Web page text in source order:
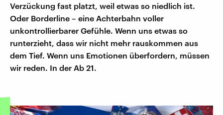
Verzückung fast platzt, weil etwas so niedlich ist.
Oder Borderline – eine Achterbahn voller
unkontrollierbarer Gefühle. Wenn uns etwas so
runterzieht, dass wir nicht mehr rauskommen aus
dem Tief. Wenn uns Emotionen überfordern, müssen
wir reden. In der Ab 21.